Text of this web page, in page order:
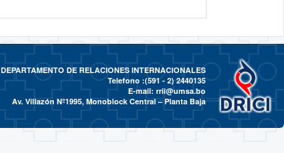
DEPARTAMENTO DE RELACIONES INTERNACIONALES
Telefono :(591 - 2)2440135
E-mail: rrii@umsa.bo
Av. Villazón Nº1995, Monoblock Central – Planta Baja